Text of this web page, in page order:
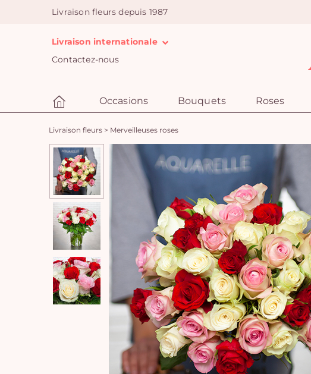
Livraison fleurs depuis 1987
Livraison internationale
Contactez-nous
Occasions Bouquets Roses
Livraison fleurs > Merveilleuses roses